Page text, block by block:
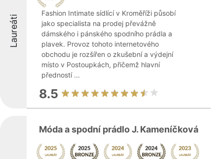
Laureáti
Fashion Intimate sídlící v Kroměříži působí
jako specialista na prodej převážně
dámského i pánského spodního prádla a
plavek. Provoz tohoto internetového
obchodu je rozšířen o zkušební a výdejní
místo v Postoupkách, přičemž hlavní
předností ...
8.5
Móda a spodní prádlo J. Kameníčková